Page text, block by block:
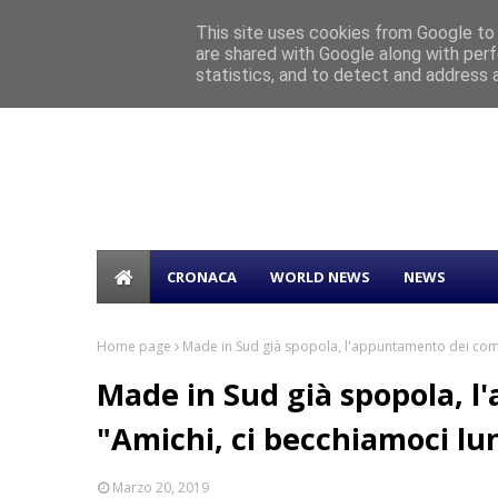
SOVRANITÀ DEI DATI E AI HUMAN-
“AZZURRO – STORIE DI MARE”: BEPPE
CRONACA WORLD NEWS NEWS
Home page Made in Sud già spopola, l'appuntamento dei
Made in Sud già spopola,
"Amichi, ci becchiamoci
Marzo 20, 2019
This site uses cookies from Google
are shared with Google along with
statistics, and to detect and address